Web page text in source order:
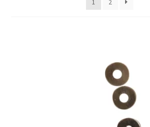
1
2